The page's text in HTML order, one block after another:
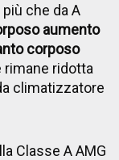
che da A
aumento
corposo
rimane ridotta
climatizzatore
Classe A AMG